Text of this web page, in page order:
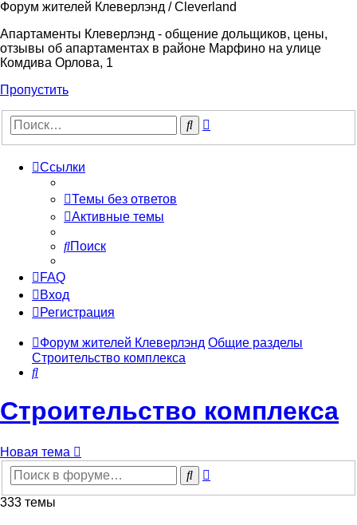
Форум жителей Клеверлэнд / Cleverland
Апартаменты Клеверлэнд - общение дольщиков, цены,
отзывы об апартаментах в районе Марфино на улице
Комдива Орлова, 1
Пропустить
Поиск
Ссылки
Темы без ответов
Активные темы
Поиск
FAQ
Вход
Регистрация
Форум жителей Клеверлэнд Общие разделы
Строительство комплекса
Поиск
Строительство комплекса
Новая тема
Поиск
333 темы